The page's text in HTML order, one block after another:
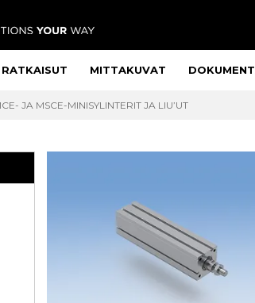
RATKAISUT MITTAKUVAT
JA MSCE-MINISYLINTERIT JA LIU’UT